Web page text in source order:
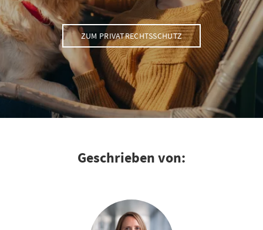
ZUM PRIVATRECHTSSCHUTZ
Geschrieben von: